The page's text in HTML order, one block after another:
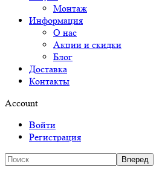
Монтаж
Информация
О нас
Акции и скидки
Блог
Доставка
Контакты
Account
Войти
Регистрация